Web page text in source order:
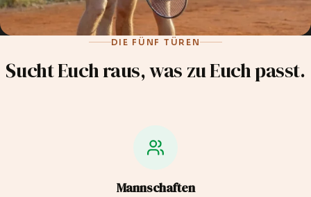
DIE FÜNF TÜREN
Sucht Euch raus, was zu Euch passt.
Mannschaften